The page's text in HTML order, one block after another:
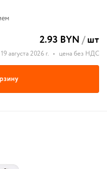
2.93 BYN /шт
августа 2026 г. • цена без НДС